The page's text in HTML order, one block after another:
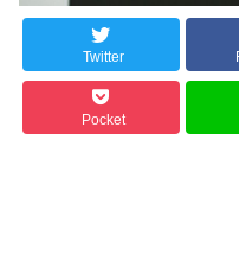
Twitter
Pocket